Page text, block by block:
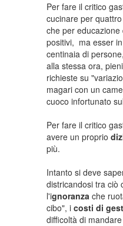
Per fare il critico
cucinare per
che per
positivi, ma esser
centinaia di
alla stessa ora,
richieste su
magari con un
cuoco infortunato
Per fare il critico
avere un proprio
più.
Intanto si deve
districandosi tra ciò
l'ignoranzache
cibo", icosti di
difficoltà di